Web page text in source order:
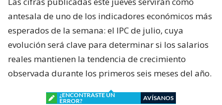
antesala de uno de los indicadores económicos más
esperados de la semana: el IPC de julio, cuya
evolución será clave para determinar si los salarios
reales mantienen la tendencia de crecimiento
observada durante los primeros seis meses del año.
¿ENCONTRASTE UN
ERROR?
AVÍSANOS